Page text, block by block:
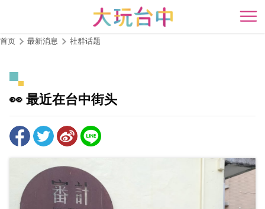
主
要
开
首页 最新消息 社群话题
👀 最近在台中街头